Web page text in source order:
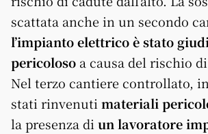
scattata anche in un secondo
l’impianto elettrico è stato
pericoloso a causa del rischio
Nel terzo cantiere controllato,
stati rinvenuti materiali
la presenza di un lavoratore